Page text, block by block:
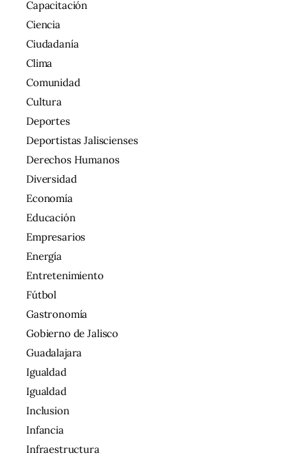
Capacitación
Ciencia
Ciudadanía
Clima
Comunidad
Cultura
Deportes
Deportistas Jaliscienses
Derechos Humanos
Diversidad
Economía
Educación
Empresarios
Energía
Entretenimiento
Fútbol
Gastronomía
Gobierno de Jalisco
Guadalajara
Igualdad
Igualdad
Inclusion
Infancia
Infraestructura